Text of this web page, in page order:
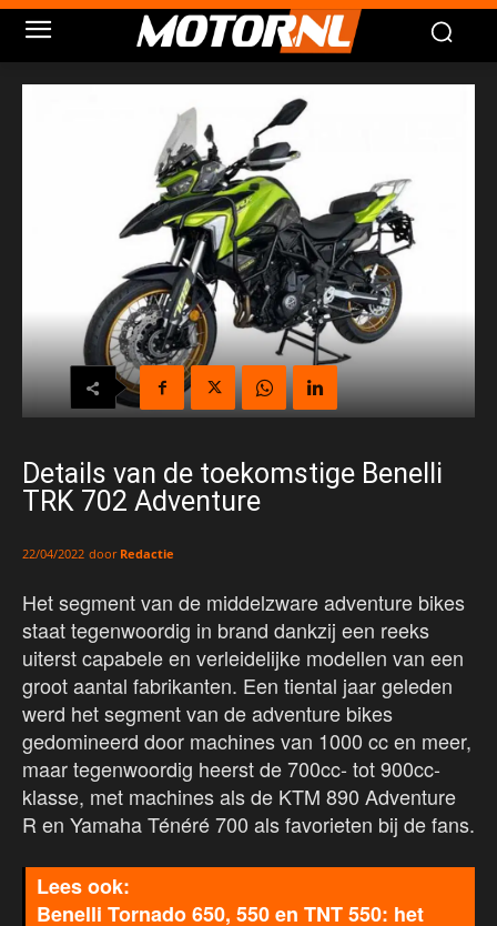
Details van de toekomstige Benelli
TRK 702 Adventure
22/04/2022 door Redactie
Het segment van de middelzware adventure bikes
staat tegenwoordig in brand dankzij een reeks
uiterst capabele en verleidelijke modellen van een
groot aantal fabrikanten. Een tiental jaar geleden
werd het segment van de adventure bikes
gedomineerd door machines van 1000 cc en meer,
maar tegenwoordig heerst de 700cc- tot 900cc-
klasse, met machines als de KTM 890 Adventure
R en Yamaha Ténéré 700 als favorieten bij de fans.
Benelli Tornado 650, 550 en TNT 550: het